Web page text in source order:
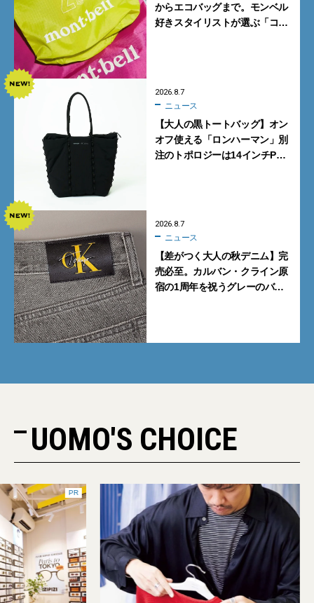
からエコバッグまで。モンベル
好きスタイリストが選ぶ「コス
2026.8.7
ニュース
【大人の黒トートバッグ】オン
オフ使える「ロンハーマン」別
注のトポロジーは14インチPC
2026.8.7
ニュース
【差がつく大人の秋デニム】完
売必至。カルバン・クライン原
宿の1周年を祝うグレーのバ
UOMO'S CHOICE
PR